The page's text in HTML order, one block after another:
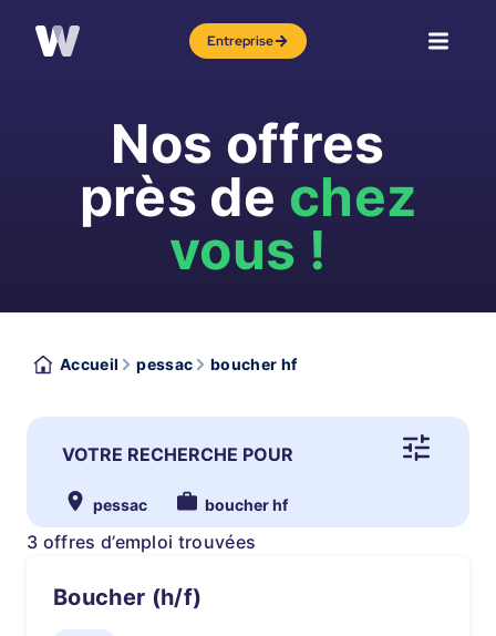
Entreprise
Nos offres
près de chez
vous !
Accueil pessac boucher hf
VOTRE RECHERCHE POUR
pessac boucher hf
3 offres d’emploi trouvées
Boucher (h/f)